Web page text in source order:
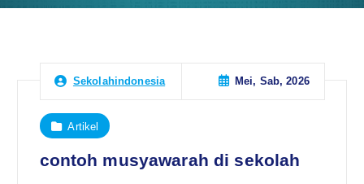
Sekolahindonesia Mei, Sab, 2026
Artikel
contoh musyawarah di sekolah